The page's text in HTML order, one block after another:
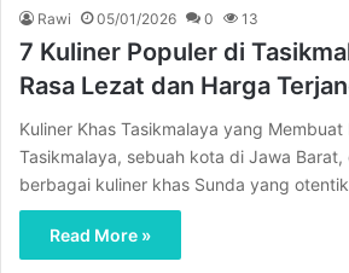
Rawi 05/01/2026 0 13
7 Kuliner Populer di
Rasa Lezat dan Harga
Kuliner Khas Tasikmalaya yang Membuat
Tasikmalaya, sebuah kota di Jawa
berbagai kuliner khas Sunda yang
Read More »